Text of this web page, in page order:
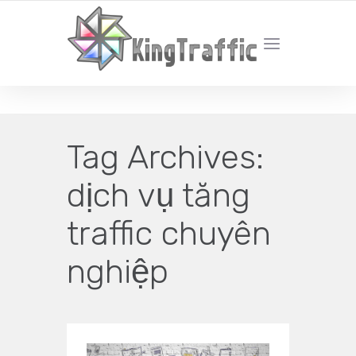
YOUR LOCAL DIGITAL MARKETING AGENCY
Tag Archives:
dịch vụ tăng
traffic chuyên
nghiệp